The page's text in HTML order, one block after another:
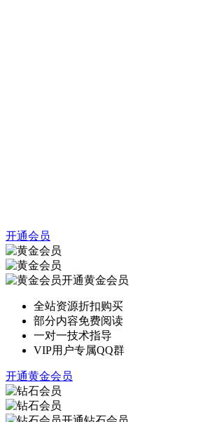
开通会员
开通黄金会员
全站资源折扣购买
部分内容免费阅读
一对一技术指导
VIP用户专属QQ群
开通黄金会员